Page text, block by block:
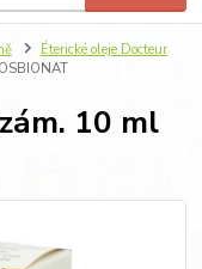
Éterické oleje Docteur
10 ml